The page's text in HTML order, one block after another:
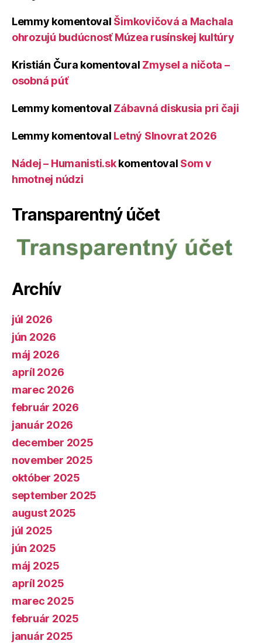
Lemmy komentoval Šimkovičová a Machala
ohrozujú budúcnosť Múzea rusínskej kultúry
Kristián Čura komentoval Zmysel a ničota –
osobná púť
Lemmy komentoval Zábavná diskusia pri čaji
Lemmy komentoval Letný Slnovrat 2026
Nádej – Humanisti.skkomentoval Som v
hmotnej núdzi
Transparentný účet
Archív
júl 2026
jún 2026
máj 2026
apríl 2026
marec 2026
február 2026
január 2026
december 2025
november 2025
október 2025
september 2025
august 2025
júl 2025
jún 2025
máj 2025
apríl 2025
marec 2025
február 2025
január 2025